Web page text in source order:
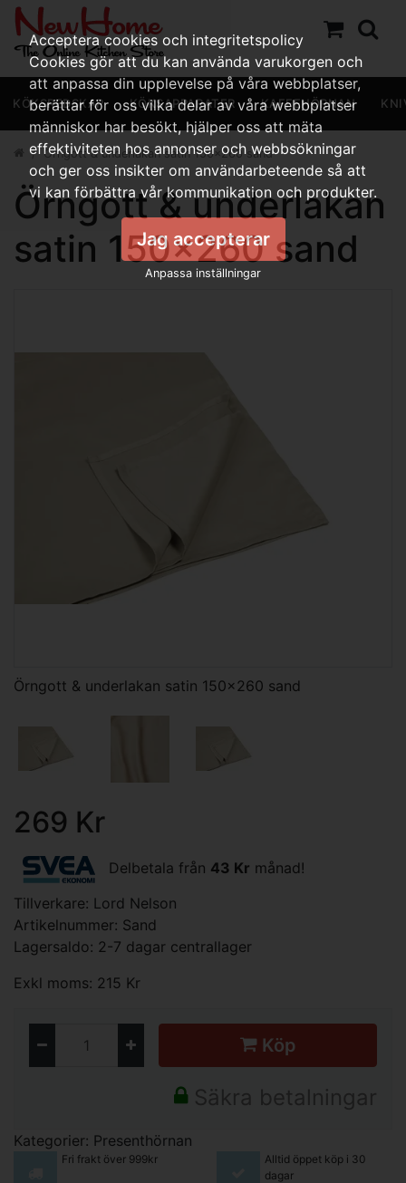
KÖKSREDSKAP KÖKSAPPARATER KAFFEHÖRNAN
Örngott & underlakan satin 150x260 sand
Örngott & underlakan
satin 150x260 sand
Örngott & underlakan satin 150x260 sand
269 Kr
Delbetala från 43 Kr månad!
Tillverkare: Lord Nelson
Artikelnummer: Sand
Lagersaldo: 2-7 dagar centrallager
Exkl moms: 215 Kr
Köp
Säkra betalningar
Kategorier: Presenthörnan
Fri frakt över 999kr
Alltid öppet köp i 30
dagar
Acceptera cookies och integritetspolicy
Cookies gör att du kan använda varukorgen och
att anpassa din upplevelse på våra webbplatser,
berättar för oss vilka delar av våra webbplatser
människor har besökt, hjälper oss att mäta
effektiviteten hos annonser och webbsökningar
och ger oss insikter om användarbeteende så att
vi kan förbättra vår kommunikation och produkter.
Jag accepterar
Anpassa inställningar